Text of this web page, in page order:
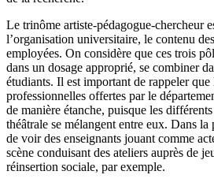
Le trinôme artiste-pédagogue-chercheur
l’organisation universitaire, le contenu
employées. On considère que ces trois
dans un dosage approprié, se combiner
étudiants. Il est important de rappeler
professionnelles offertes par le
de manière étanche, puisque les
théâtrale se mélangent entre eux. Dans la
de voir des enseignants jouant comme
scène conduisant des ateliers auprès de
réinsertion sociale, par exemple.